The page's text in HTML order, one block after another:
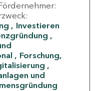
Investieren
Forschung,
und